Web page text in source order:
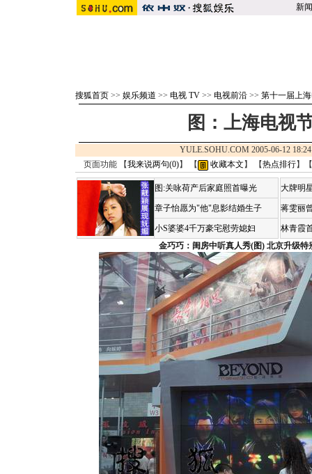
新闻
搜狐首页 >> 娱乐频道 >> 电视 TV >> 电视前沿 >> 第十一届上
图：上海电视
YULE.SOHU.COM 2005-06-12
页面功能 【我来说两句(0)】 【 收藏本文 】 【热点排行】【
图:关咏荷产后家庭照首曝光
章子怡愿为"他"息影结婚生子
小S婆婆4千万豪宅慰劳媳妇
大牌明
蒋雯丽
林青霞
金巧巧：闺房中听真人秀(图) 北京升级特